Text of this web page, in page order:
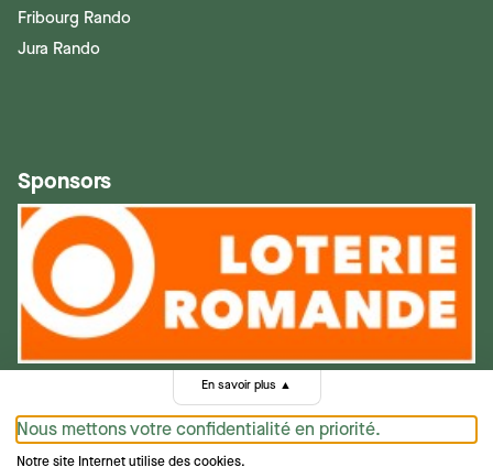
Fribourg Rando
Jura Rando
Sponsors
En savoir plus ▲
Nous mettons votre confidentialité en priorité.
Notre site Internet utilise des cookies.